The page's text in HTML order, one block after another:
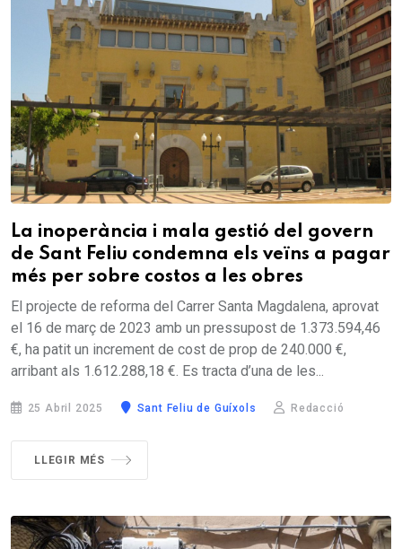
La inoperància i mala gestió del govern
de Sant Feliu condemna els veïns a pagar
més per sobre costos a les obres
El projecte de reforma del Carrer Santa Magdalena, aprovat
el 16 de març de 2023 amb un pressupost de 1.373.594,46
€, ha patit un increment de cost de prop de 240.000 €,
arribant als 1.612.288,18 €. Es tracta d’una de les...
25 Abril 2025 Sant Feliu de Guíxols Redacció
LLEGIR MÉS